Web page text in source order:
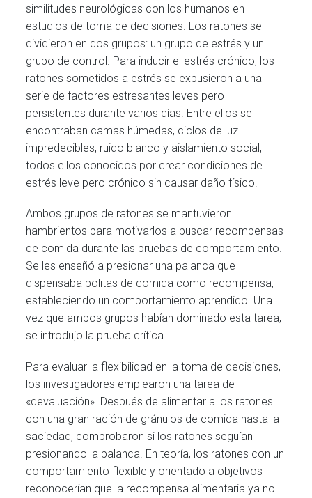
similitudes neurológicas con los humanos en
estudios de toma de decisiones. Los ratones se
dividieron en dos grupos: un grupo de estrés y un
grupo de control. Para inducir el estrés crónico, los
ratones sometidos a estrés se expusieron a una
serie de factores estresantes leves pero
persistentes durante varios días. Entre ellos se
encontraban camas húmedas, ciclos de luz
impredecibles, ruido blanco y aislamiento social,
todos ellos conocidos por crear condiciones de
estrés leve pero crónico sin causar daño físico.
Ambos grupos de ratones se mantuvieron
hambrientos para motivarlos a buscar recompensas
de comida durante las pruebas de comportamiento.
Se les enseñó a presionar una palanca que
dispensaba bolitas de comida como recompensa,
estableciendo un comportamiento aprendido. Una
vez que ambos grupos habían dominado esta tarea,
se introdujo la prueba crítica.
Para evaluar la flexibilidad en la toma de decisiones,
los investigadores emplearon una tarea de
«devaluación». Después de alimentar a los ratones
con una gran ración de gránulos de comida hasta la
saciedad, comprobaron si los ratones seguían
presionando la palanca. En teoría, los ratones con un
comportamiento flexible y orientado a objetivos
reconocerían que la recompensa alimentaria ya no